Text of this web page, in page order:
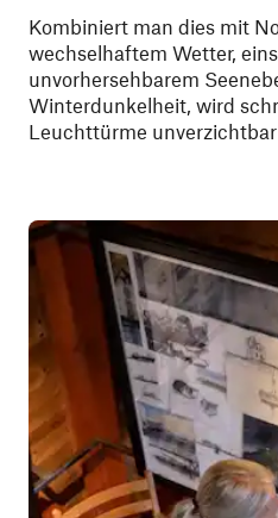
Kombiniert man dies mit
wechselhaftem Wetter,
unvorhersehbarem
Winterdunkelheit, wird
Leuchttürme